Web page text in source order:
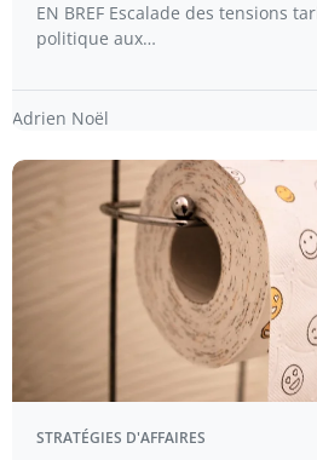
EN BREF Escalade des tensions
politique aux…
Adrien Noël
STRATÉGIES D'AFFAIRES